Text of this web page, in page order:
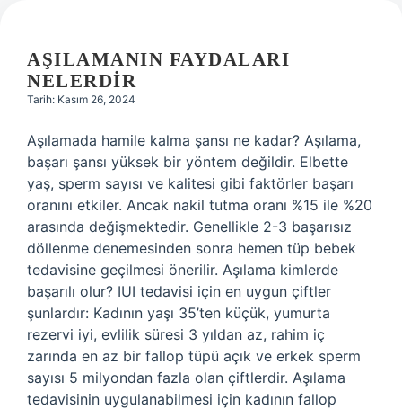
AŞILAMANIN FAYDALARI
NELERDIR
Tarih: Kasım 26, 2024
Aşılamada hamile kalma şansı ne kadar? Aşılama,
başarı şansı yüksek bir yöntem değildir. Elbette
yaş, sperm sayısı ve kalitesi gibi faktörler başarı
oranını etkiler. Ancak nakil tutma oranı %15 ile %20
arasında değişmektedir. Genellikle 2-3 başarısız
döllenme denemesinden sonra hemen tüp bebek
tedavisine geçilmesi önerilir. Aşılama kimlerde
başarılı olur? IUI tedavisi için en uygun çiftler
şunlardır: Kadının yaşı 35’ten küçük, yumurta
rezervi iyi, evlilik süresi 3 yıldan az, rahim iç
zarında en az bir fallop tüpü açık ve erkek sperm
sayısı 5 milyondan fazla olan çiftlerdir. Aşılama
tedavisinin uygulanabilmesi için kadının fallop